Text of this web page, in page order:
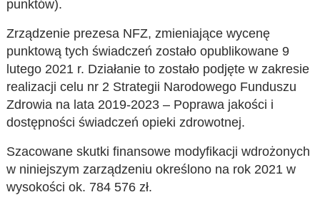
punktów).
Zrządzenie prezesa NFZ, zmieniające wycenę
punktową tych świadczeń zostało opublikowane 9
lutego 2021 r. Działanie to zostało podjęte w zakresie
realizacji celu nr 2 Strategii Narodowego Funduszu
Zdrowia na lata 2019-2023 – Poprawa jakości i
dostępności świadczeń opieki zdrowotnej.
Szacowane skutki finansowe modyfikacji wdrożonych
w niniejszym zarządzeniu określono na rok 2021 w
wysokości ok. 784 576 zł.